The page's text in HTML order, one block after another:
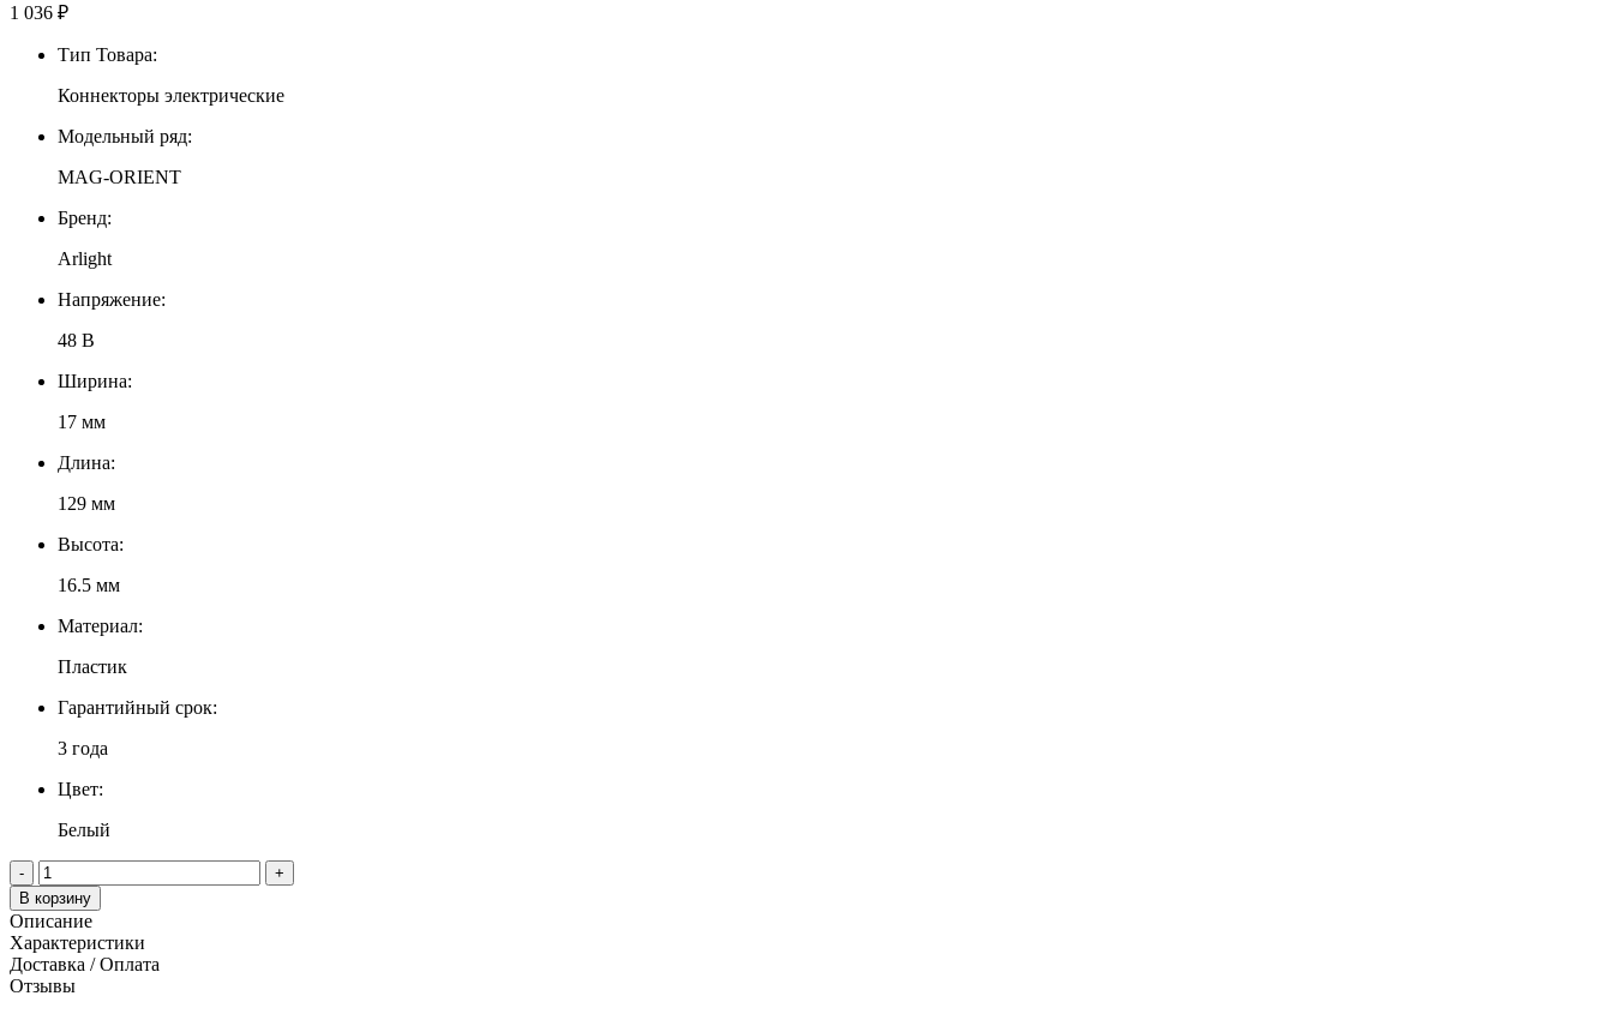
1 036 ₽
Тип Товара:
Коннекторы электрические
Модельный ряд:
MAG-ORIENT
Бренд:
Arlight
Напряжение:
48 В
Ширина:
17 мм
Длина:
129 мм
Высота:
16.5 мм
Материал:
Пластик
Гарантийный срок:
3 года
Цвет:
Белый
-
+
В корзину
Описание
Характеристики
Доставка / Оплата
Отзывы